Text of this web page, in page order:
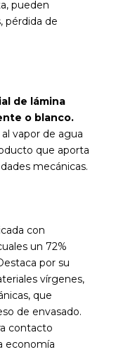
pueden
pérdida de
de lámina
o blanco.
vapor de agua
que aporta
mecánicas.
con
un 72%
por su
vírgenes,
que
de envasado.
contacto
economía